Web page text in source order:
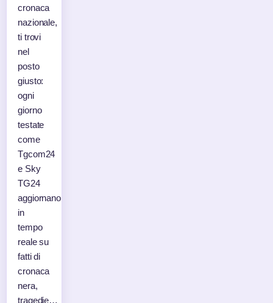
cronaca
nazionale,
ti trovi
nel
posto
giusto:
ogni
giorno
testate
come
Tgcom24
e Sky
TG24
aggiornano
in
tempo
reale su
fatti di
cronaca
nera,
tragedie…